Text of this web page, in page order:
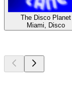
The Disco Planet
Miami, Disco